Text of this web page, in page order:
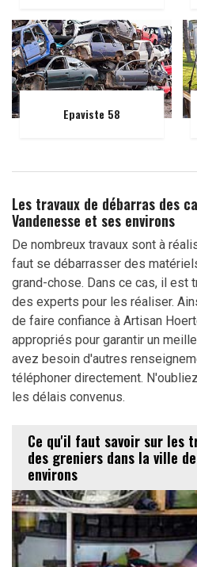
Epaviste 58
Les travaux de débarras des
Vandenesse et ses environs
De nombreux travaux sont à
faut se débarrasser des
grand-chose. Dans ce cas, il est
des experts pour les réaliser.
de faire confiance à Artisan
appropriés pour garantir un
avez besoin d'autres
téléphoner directement.
les délais convenus.
Ce qu'il faut savoir sur les
des greniers dans la ville
environs